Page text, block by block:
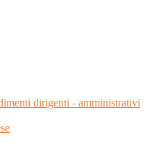
dirigenti - amministrativi